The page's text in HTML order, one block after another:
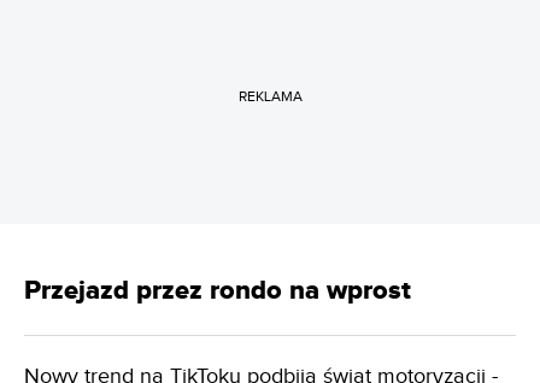
REKLAMA
Przejazd przez rondo na wprost
Nowy trend na TikToku podbija świat motoryzacji -